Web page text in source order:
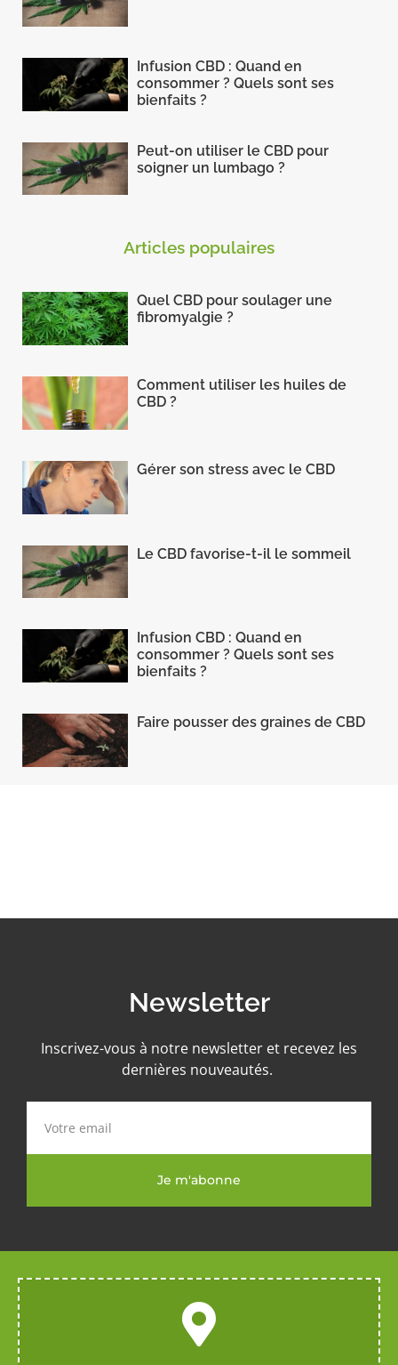
Infusion CBD : Quand en
consommer ? Quels sont ses
bienfaits ?
Peut-on utiliser le CBD pour
soigner un lumbago ?
Articles populaires
Quel CBD pour soulager une
fibromyalgie ?
Comment utiliser les huiles de
CBD ?
Gérer son stress avec le CBD
Le CBD favorise-t-il le sommeil
Infusion CBD : Quand en
consommer ? Quels sont ses
bienfaits ?
Faire pousser des graines de CBD
Newsletter
Inscrivez-vous à notre newsletter et recevez les
dernières nouveautés.
Je m'abonne